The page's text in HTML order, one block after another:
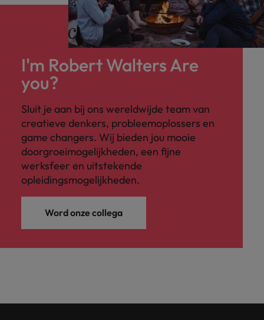
I'm Robert Walters Are
you?
Sluit je aan bij ons wereldwijde team van
creatieve denkers, probleemoplossers en
game changers. Wij bieden jou mooie
doorgroeimogelijkheden, een fijne
werksfeer en uitstekende
opleidingsmogelijkheden.
Word onze collega